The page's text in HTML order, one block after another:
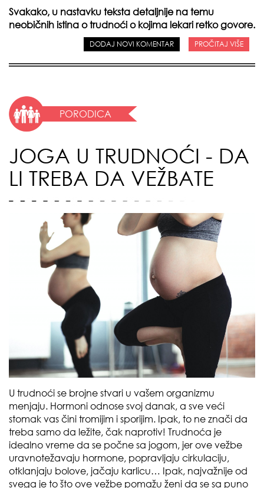
Svakako, u nastavku teksta detaljnije na temu
neobičnih istina o trudnoći o kojima lekari retko govore.
DODAJ NOVI KOMENTAR PROČITAJ VIŠE
PORODICA
JOGA U TRUDNOĆI - DA
LI TREBA DA VEŽBATE
U trudnoći se brojne stvari u vašem organizmu
menjaju. Hormoni odnose svoj danak, a sve veći
stomak vas čini tromijim i sporijim. Ipak, to ne znači da
treba samo da ležite, čak naprotiv! Trudnoća je
idealno vreme da se počne sa jogom, jer ove vežbe
uravnotežavaju hormone, popravljaju cirkulaciju,
otklanjaju bolove, jačaju karlicu… Ipak, najvažnije od
svega je to što ove vežbe pomažu ženi da se sa puno